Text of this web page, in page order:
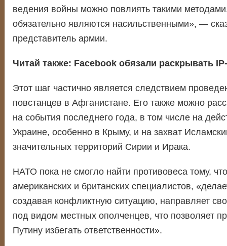
ведения войны можно повлиять такими
обязательно являются насильственными», —
представитель армии.
Читай также: Facebook обязали раскрывать
Этот шаг частично является следствием
повстанцев в Афганистане. Его также можно
на события последнего года, в том числе на
Украине, особенно в Крыму, и на захват
значительных территорий Сирии и Ирака.
НАТО пока не смогло найти противовеса тому,
американских и британских специалистов,
создавая конфликтную ситуацию, направляет
под видом местных ополченцев, что позволяет
Путину избегать ответственности».